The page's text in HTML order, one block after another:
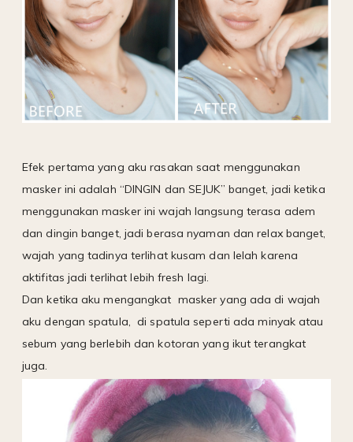
Efek pertama yang aku rasakan saat menggunakan
masker ini adalah “DINGIN dan SEJUK” banget, jadi ketika
menggunakan masker ini wajah langsung terasa adem
dan dingin banget, jadi berasa nyaman dan relax banget,
wajah yang tadinya terlihat kusam dan lelah karena
aktifitas jadi terlihat lebih fresh lagi.
Dan ketika aku mengangkat masker yang ada di wajah
aku dengan spatula, di spatula seperti ada minyak atau
sebum yang berlebih dan kotoran yang ikut terangkat
juga.